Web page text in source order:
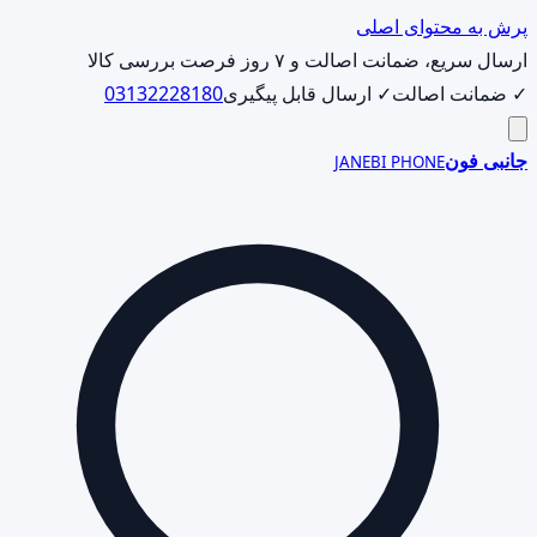
پرش به محتوای اصلی
ارسال سریع، ضمانت اصالت و ۷ روز فرصت بررسی کالا
✓ ضمانت اصالت✓ ارسال قابل پیگیری03132228180
جانبی فونJANEBI PHONE